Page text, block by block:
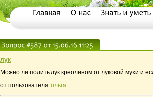
лук
Можно ли полить лук креолином от луковой мухи и
от пользователя: ольга